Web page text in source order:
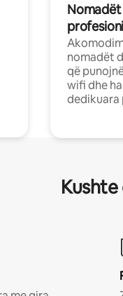
nomadët
që
wifi dhe
dedikuara